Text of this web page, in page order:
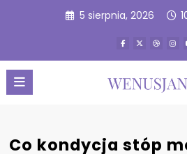
5 sierpnia, 2026
Co kondycja stóp